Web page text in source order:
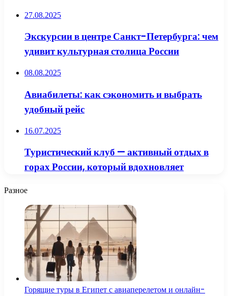
27.08.2025
Экскурсии в центре Санкт-Петербурга: чем
удивит культурная столица России
08.08.2025
Авиабилеты: как сэкономить и выбрать
удобный рейс
16.07.2025
Туристический клуб — активный отдых в
горах России, который вдохновляет
Разное
Горящие туры в Египет с авиаперелетом и онлайн-